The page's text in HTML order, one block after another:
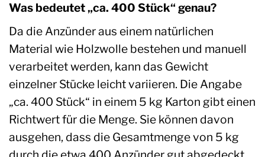
Was bedeutet „ca. 400 Stück“ genau?
Da die Anzünder aus einem natürlichen
Material wie Holzwolle bestehen und manuell
verarbeitet werden, kann das Gewicht
einzelner Stücke leicht variieren. Die Angabe
„ca. 400 Stück“ in einem 5 kg Karton gibt einen
Richtwert für die Menge. Sie können davon
ausgehen, dass die Gesamtmenge von 5 kg